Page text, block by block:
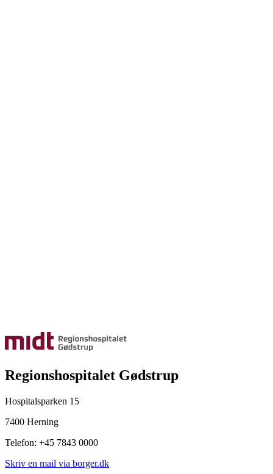
Regionshospitalet Gødstrup
Hospitalsparken 15
7400 Herning
Telefon: +45 7843 0000
Skriv en mail via borger.dk